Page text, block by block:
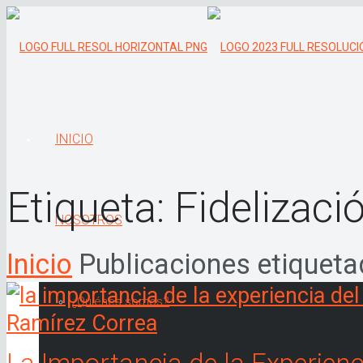
INICIO
NOSOTROS
¿Quiénes somos?
Etiqueta:
Inicio Publicaciones